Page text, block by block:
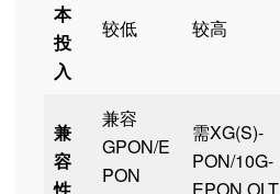
本
投
入
较低 较高
兼
容
兼容
GPON/E
PON
需XG(S)-
PON/10G-